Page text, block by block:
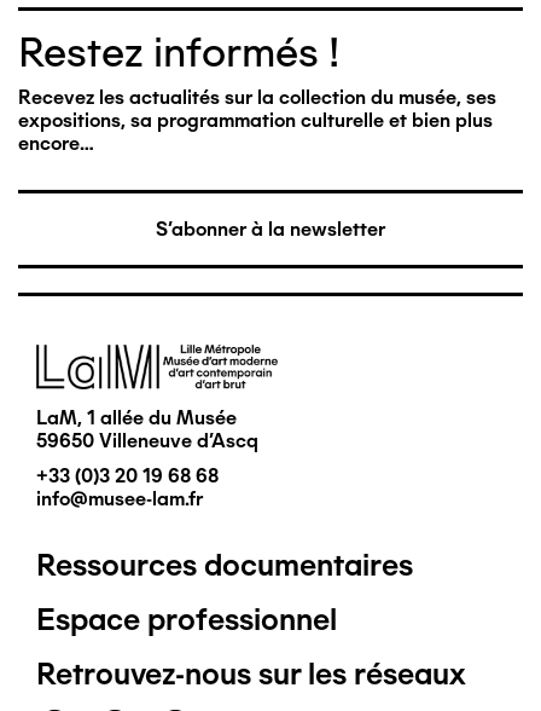
Restez informés !
Recevez les actualités sur la collection du musée, ses
expositions, sa programmation culturelle et bien plus
encore…
S'abonner à la newsletter
Image
LaM, 1 allée du Musée
59650 Villeneuve d'Ascq
+33 (0)3 20 19 68 68
info@musee-lam.fr
Pied
de
page
Ressources documentaires
Espace professionnel
Retrouvez-nous sur les réseaux